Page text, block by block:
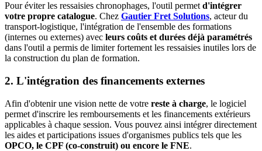
Pour éviter les ressaisies chronophages, l'outil permet d'intégrer
votre propre catalogue. Chez Gautier Fret Solutions, acteur du
transport-logistique, l'intégration de l'ensemble des formations
(internes ou externes) avec leurs coûts et durées déjà paramétrés
dans l'outil a permis de limiter fortement les ressaisies inutiles lors de
la construction du plan de formation.
2. L'intégration des financements externes
Afin d'obtenir une vision nette de votre reste à charge, le logiciel
permet d'inscrire les remboursements et les financements extérieurs
applicables à chaque session. Vous pouvez ainsi intégrer directement
les aides et participations issues d'organismes publics tels que les
OPCO, le CPF (co-construit) ou encore le FNE.